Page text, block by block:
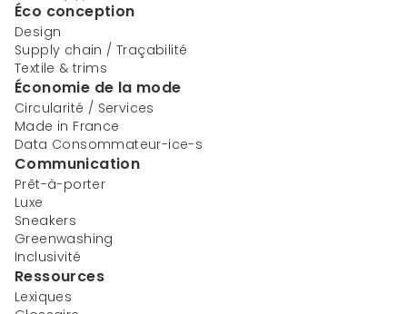
Éco conception
Design
Supply chain / Traçabilité
Textile & trims
Économie de la mode
Circularité / Services
Made in France
Data Consommateur-ice-s
Communication
Prêt-à-porter
Luxe
Sneakers
Greenwashing
Inclusivité
Ressources
Lexiques